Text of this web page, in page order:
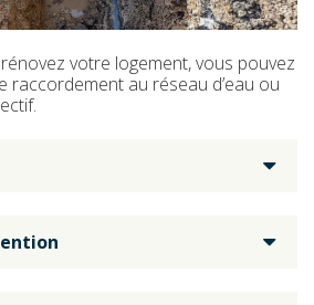
votre logement, vous pouvez
raccordement au réseau d’eau ou